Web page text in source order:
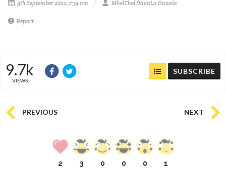
9th September 2022, 7:34 am MhelThel DaoaLa Daoala
Report
9.7k
VIEWS
SUBSCRIBE
PREVIOUS NEXT
2 3 0 0 0 1